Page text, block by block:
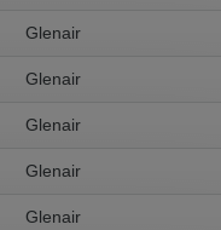
Glenair
Glenair
Glenair
Glenair
Glenair